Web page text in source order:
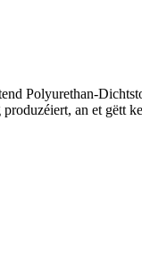
Polyurethan-
an et gëtt